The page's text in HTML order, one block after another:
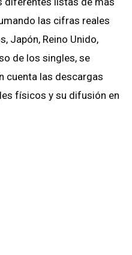
las cifras reales
Japón, Reino Unido,
de los singles, se
cuenta las descargas
físicos y su difusión en